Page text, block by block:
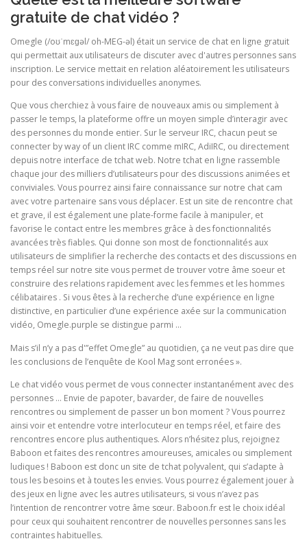
gratuite de chat vidéo ?
Omegle (/oʊˈmɛɡəl/ oh-MEG-əl) était un service de chat en ligne gratuit
qui permettait aux utilisateurs de discuter avec d'autres personnes sans
inscription. Le service mettait en relation aléatoirement les utilisateurs
pour des conversations individuelles anonymes.
Que vous cherchiez à vous faire de nouveaux amis ou simplement à
passer le temps, la plateforme offre un moyen simple d’interagir avec
des personnes du monde entier. Sur le serveur IRC, chacun peut se
connecter by way of un client IRC comme mIRC, AdiIRC, ou directement
depuis notre interface de tchat web. Notre tchat en ligne rassemble
chaque jour des milliers d’utilisateurs pour des discussions animées et
conviviales. Vous pourrez ainsi faire connaissance sur notre chat cam
avec votre partenaire sans vous déplacer. Est un site de rencontre chat
et grave, il est également une plate-forme facile à manipuler, et
favorise le contact entre les membres grâce à des fonctionnalités
avancées très fiables. Qui donne son most de fonctionnalités aux
utilisateurs de simplifier la recherche des contacts et des discussions en
temps réel sur notre site vous permet de trouver votre âme soeur et
construire des relations rapidement avec les femmes et les hommes
célibataires . Si vous êtes à la recherche d’une expérience en ligne
distinctive, en particulier d’une expérience axée sur la communication
vidéo, Omegle.purple se distingue parmi …
Mais s’il n’y a pas d'”effet Omegle” au quotidien, ça ne veut pas dire que
les conclusions de l’enquête de Kool Mag sont erronées ».
Le chat vidéo vous permet de vous connecter instantanément avec des
personnes … Envie de papoter, bavarder, de faire de nouvelles
rencontres ou simplement de passer un bon moment ? Vous pourrez
ainsi voir et entendre votre interlocuteur en temps réel, et faire des
rencontres encore plus authentiques. Alors n’hésitez plus, rejoignez
Baboon et faites des rencontres amoureuses, amicales ou simplement
ludiques ! Baboon est donc un site de tchat polyvalent, qui s’adapte à
tous les besoins et à toutes les envies. Vous pourrez également jouer à
des jeux en ligne avec les autres utilisateurs, si vous n’avez pas
l’intention de rencontrer votre âme sœur. Baboon.fr est le choix idéal
pour ceux qui souhaitent rencontrer de nouvelles personnes sans les
contraintes habituelles.